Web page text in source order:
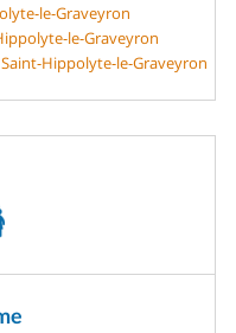
le-Graveyron
le-Graveyron
Hippolyte-le-Graveyron